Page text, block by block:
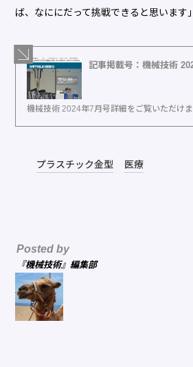
ば、なににだって挑戦できると思います」
記事掲載号：機械技術
機械技術 2024年7月号詳細をご覧いただけま
プラスチック金型 医療
Posted by
『機械技術』編集部